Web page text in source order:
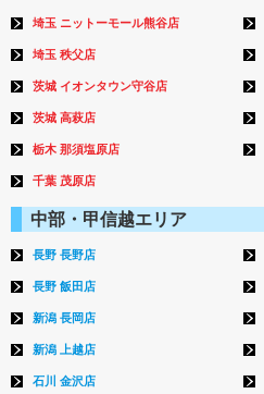
埼玉 ニットーモール熊谷店
埼玉 秩父店
茨城 イオンタウン守谷店
茨城 高萩店
栃木 那須塩原店
千葉 茂原店
中部・甲信越エリア
長野 長野店
長野 飯田店
新潟 長岡店
新潟 上越店
石川 金沢店